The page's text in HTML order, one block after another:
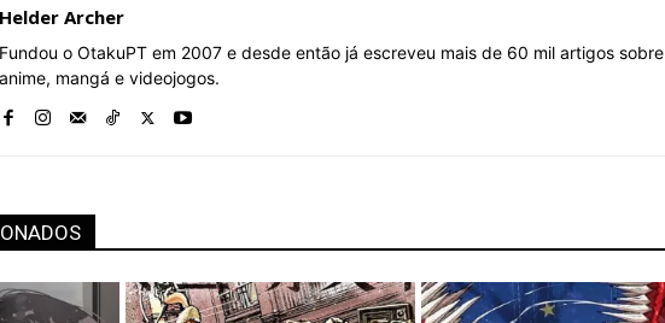
Helder Archer
Fundou o OtakuPT em 2007 e desde então já escreveu mais de 60 mil artigos sobre
anime, mangá e videojogos.